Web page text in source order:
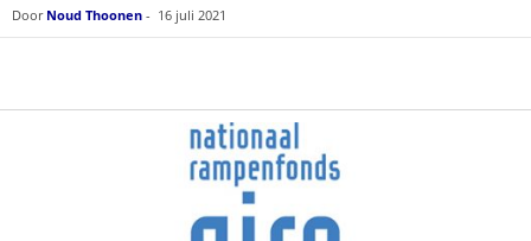
Door Noud Thoonen - 16 juli 2021